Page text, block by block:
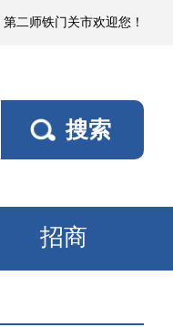
且若垦区有浮尘或短
第二师铁门关市欢迎您！
招商